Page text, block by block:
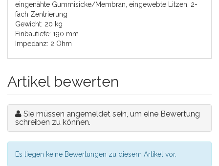
eingenähte Gummisicke/Membran, eingewebte Litzen, 2-
fach Zentrierung
Gewicht: 20 kg
Einbautiefe: 190 mm
Impedanz: 2 Ohm
Artikel bewerten
Sie müssen angemeldet sein, um eine Bewertung
schreiben zu können.
Es liegen keine Bewertungen zu diesem Artikel vor.